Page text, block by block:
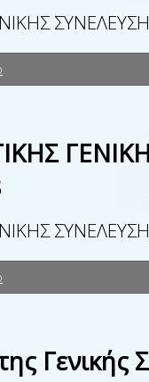
Γενικής